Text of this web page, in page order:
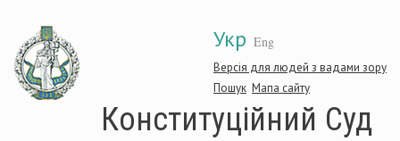
основного
матеріалу
Укр Eng
Версія для людей з вадами зору
Пошук Мапа сайту
Конституційний Суд